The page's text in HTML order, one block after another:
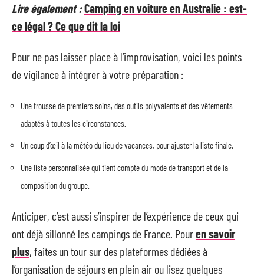
Lire également :Camping en voiture en Australie : est-
ce légal ? Ce que dit la loi
Pour ne pas laisser place à l’improvisation, voici les points
de vigilance à intégrer à votre préparation :
Une trousse de premiers soins, des outils polyvalents et des vêtements
adaptés à toutes les circonstances.
Un coup d’œil à la météo du lieu de vacances, pour ajuster la liste finale.
Une liste personnalisée qui tient compte du mode de transport et de la
composition du groupe.
Anticiper, c’est aussi s’inspirer de l’expérience de ceux qui
ont déjà sillonné les campings de France. Pouren savoir
plus, faites un tour sur des plateformes dédiées à
l’organisation de séjours en plein air ou lisez quelques